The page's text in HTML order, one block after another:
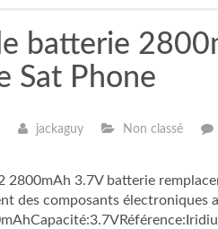
batterie
Sat Phone
jackaguy Non classé
2800mAh 3.7V batterie
des composants électroniques